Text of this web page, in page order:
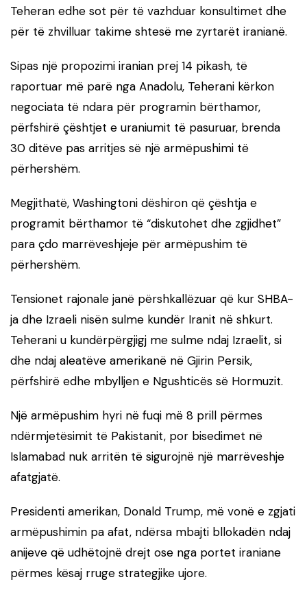
Teheran edhe sot për të vazhduar konsultimet dhe
për të zhvilluar takime shtesë me zyrtarët iranianë.
Sipas një propozimi iranian prej 14 pikash, të
raportuar më parë nga Anadolu, Teherani kërkon
negociata të ndara për programin bërthamor,
përfshirë çështjet e uraniumit të pasuruar, brenda
30 ditëve pas arritjes së një armëpushimi të
përhershëm.
Megjithatë, Washingtoni dëshiron që çështja e
programit bërthamor të “diskutohet dhe zgjidhet”
para çdo marrëveshjeje për armëpushim të
përhershëm.
Tensionet rajonale janë përshkallëzuar që kur SHBA-
ja dhe Izraeli nisën sulme kundër Iranit në shkurt.
Teherani u kundërpërgjigj me sulme ndaj Izraelit, si
dhe ndaj aleatëve amerikanë në Gjirin Persik,
përfshirë edhe mbylljen e Ngushticës së Hormuzit.
Një armëpushim hyri në fuqi më 8 prill përmes
ndërmjetësimit të Pakistanit, por bisedimet në
Islamabad nuk arritën të sigurojnë një marrëveshje
afatgjatë.
Presidenti amerikan, Donald Trump, më vonë e zgjati
armëpushimin pa afat, ndërsa mbajti bllokadën ndaj
anijeve që udhëtojnë drejt ose nga portet iraniane
përmes kësaj rruge strategjike ujore.